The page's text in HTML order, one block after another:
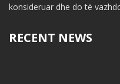
konsideruar dhe do të
RECENT NEWS